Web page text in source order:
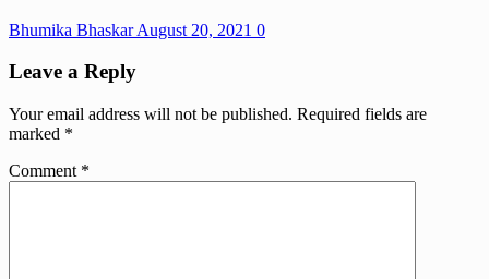
Bhumika BhaskarAugust 20, 2021 0
Leave a Reply
Your email address will not be published. Required fields are
marked *
Comment *